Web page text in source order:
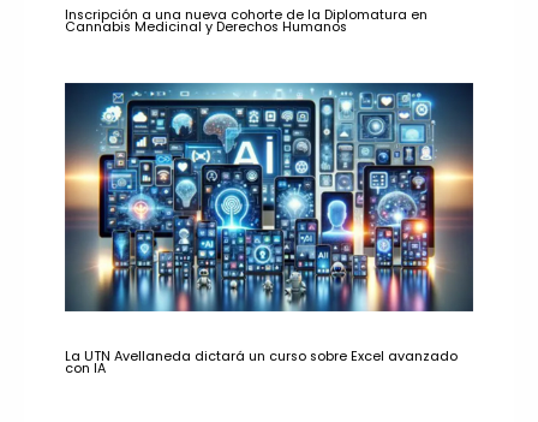
Inscripción a una nueva cohorte de la Diplomatura en
Cannabis Medicinal y Derechos Humanos
La UTN Avellaneda dictará un curso sobre Excel avanzado
con IA